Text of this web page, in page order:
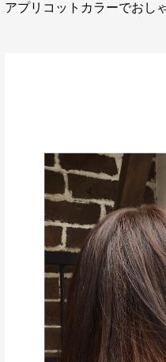
アプリコットカラーでおし